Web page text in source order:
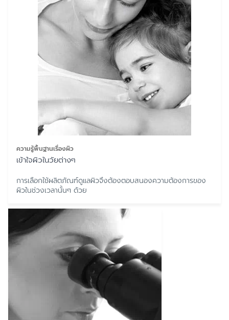
ความรู้พื้นฐานเรื่องผิว
เข้าใจผิวในวัยต่างๆ
การเลือกใช้ผลิตภัณฑ์ดูแลผิวจึงต้องตอบสนองความต้องการของ
ผิวในช่วงเวลานั้นๆ ด้วย